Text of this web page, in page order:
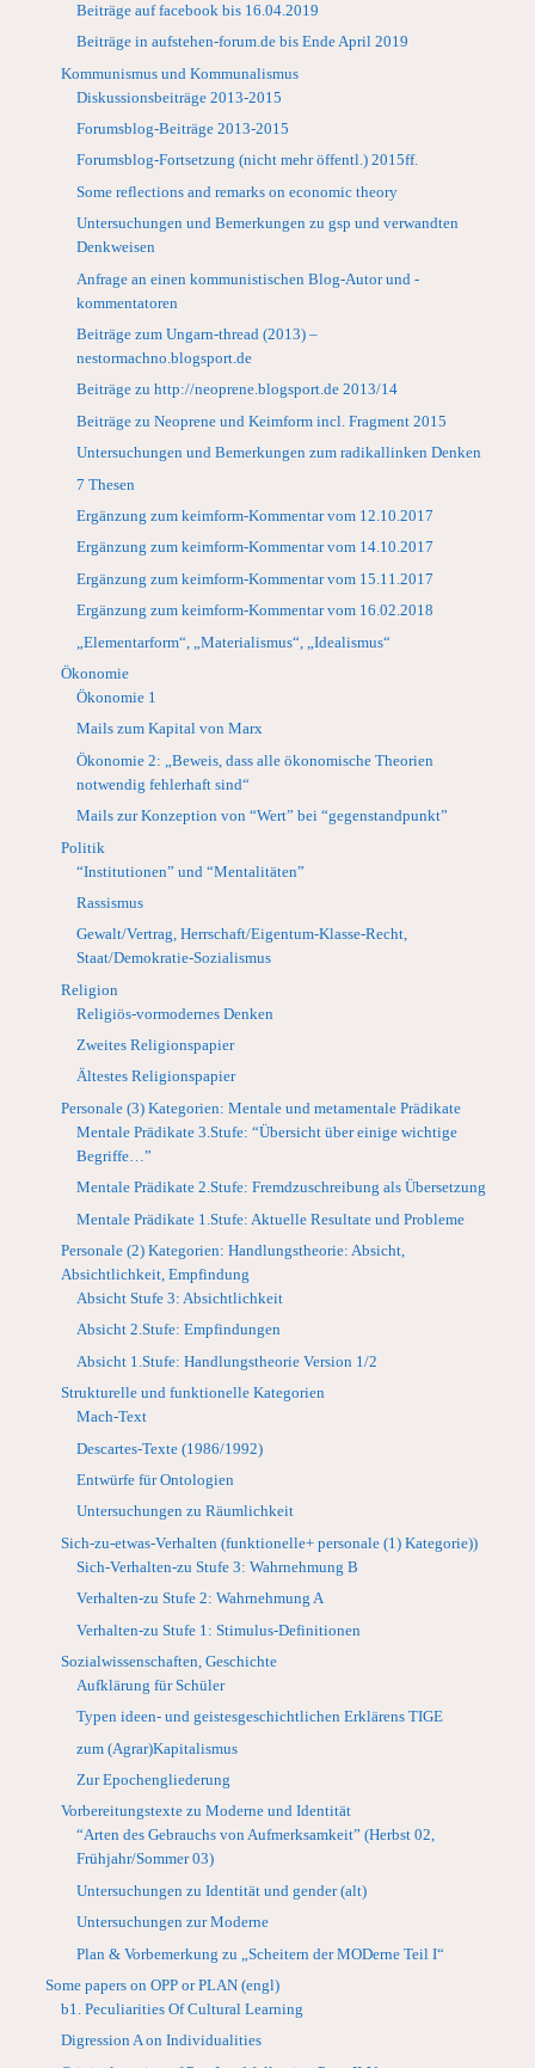
Beiträge auf facebook bis 16.04.2019
Beiträge in aufstehen-forum.de bis Ende April 2019
Kommunismus und Kommunalismus
Diskussionsbeiträge 2013-2015
Forumsblog-Beiträge 2013-2015
Forumsblog-Fortsetzung (nicht mehr öffentl.) 2015ff.
Some reflections and remarks on economic theory
Untersuchungen und Bemerkungen zu gsp und verwandten
Denkweisen
Anfrage an einen kommunistischen Blog-Autor und -
kommentatoren
Beiträge zum Ungarn-thread (2013) –
nestormachno.blogsport.de
Beiträge zu http://neoprene.blogsport.de 2013/14
Beiträge zu Neoprene und Keimform incl. Fragment 2015
Untersuchungen und Bemerkungen zum radikallinken Denken
7 Thesen
Ergänzung zum keimform-Kommentar vom 12.10.2017
Ergänzung zum keimform-Kommentar vom 14.10.2017
Ergänzung zum keimform-Kommentar vom 15.11.2017
Ergänzung zum keimform-Kommentar vom 16.02.2018
„Elementarform“, „Materialismus“, „Idealismus“
Ökonomie
Ökonomie 1
Mails zum Kapital von Marx
Ökonomie 2: „Beweis, dass alle ökonomische Theorien
notwendig fehlerhaft sind“
Mails zur Konzeption von “Wert” bei “gegenstandpunkt”
Politik
“Institutionen” und “Mentalitäten”
Rassismus
Gewalt/Vertrag, Herrschaft/Eigentum-Klasse-Recht,
Staat/Demokratie-Sozialismus
Religion
Religiös-vormodernes Denken
Zweites Religionspapier
Ältestes Religionspapier
Personale (3) Kategorien: Mentale und metamentale Prädikate
Mentale Prädikate 3.Stufe: “Übersicht über einige wichtige
Begriffe…”
Mentale Prädikate 2.Stufe: Fremdzuschreibung als Übersetzung
Mentale Prädikate 1.Stufe: Aktuelle Resultate und Probleme
Personale (2) Kategorien: Handlungstheorie: Absicht,
Absichtlichkeit, Empfindung
Absicht Stufe 3: Absichtlichkeit
Absicht 2.Stufe: Empfindungen
Absicht 1.Stufe: Handlungstheorie Version 1/2
Strukturelle und funktionelle Kategorien
Mach-Text
Descartes-Texte (1986/1992)
Entwürfe für Ontologien
Untersuchungen zu Räumlichkeit
Sich-zu-etwas-Verhalten (funktionelle+ personale (1) Kategorie))
Sich-Verhalten-zu Stufe 3: Wahrnehmung B
Verhalten-zu Stufe 2: Wahrnehmung A
Verhalten-zu Stufe 1: Stimulus-Definitionen
Sozialwissenschaften, Geschichte
Aufklärung für Schüler
Typen ideen- und geistesgeschichtlichen Erklärens TIGE
zum (Agrar)Kapitalismus
Zur Epochengliederung
Vorbereitungstexte zu Moderne und Identität
“Arten des Gebrauchs von Aufmerksamkeit” (Herbst 02,
Frühjahr/Sommer 03)
Untersuchungen zu Identität und gender (alt)
Untersuchungen zur Moderne
Plan & Vorbemerkung zu „Scheitern der MODerne Teil I“
Some papers on OPP or PLAN (engl)
b1. Peculiarities Of Cultural Learning
Digression A on Individualities